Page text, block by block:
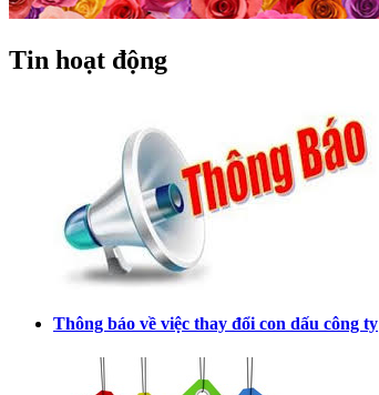
Tin hoạt động
Thông báo về việc thay đổi con dấu công ty